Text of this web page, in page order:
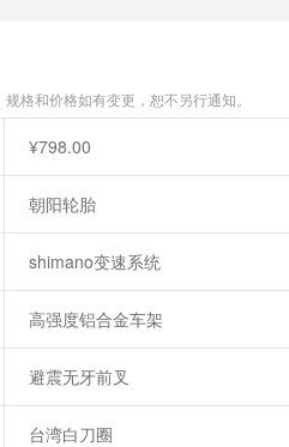
格和价格如有变更，恕不另行通知。
¥798.00
朝阳轮胎
shimano变速系统
高强度铝合金车架
避震无牙前叉
台湾白刀圈